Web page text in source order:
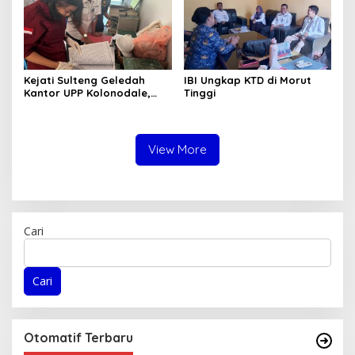
Kejati Sulteng Geledah
Kantor UPP Kolonodale,
IBI Ungkap KTD di Morut
Tinggi
View More
Cari
Cari
Otomatif Terbaru